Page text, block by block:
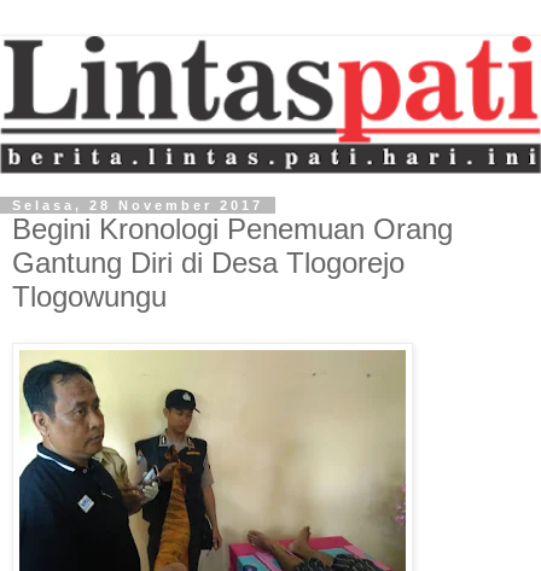
Selasa, 28 November 2017
Begini Kronologi Penemuan Orang
Gantung Diri di Desa Tlogorejo
Tlogowungu